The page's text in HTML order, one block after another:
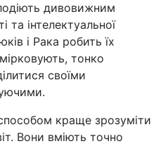
дивовижним
та інтелектуальної
і Рака робить їх
тонко
своїми
краще зрозуміти
Вони вміють точно